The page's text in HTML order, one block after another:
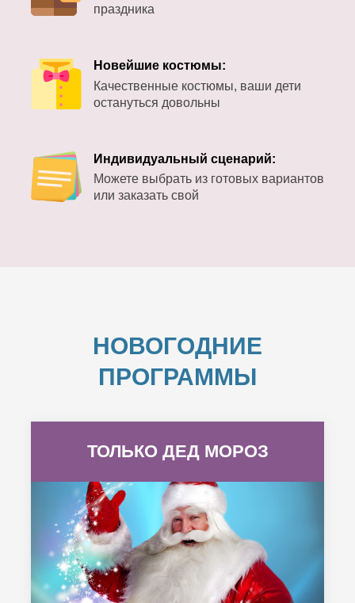
праздника
Новейшие костюмы:
Качественные костюмы, ваши дети
остануться довольны
Индивидуальный сценарий:
Можете выбрать из готовых вариантов
или заказать свой
НОВОГОДНИЕ
ПРОГРАММЫ
ТОЛЬКО ДЕД МОРОЗ